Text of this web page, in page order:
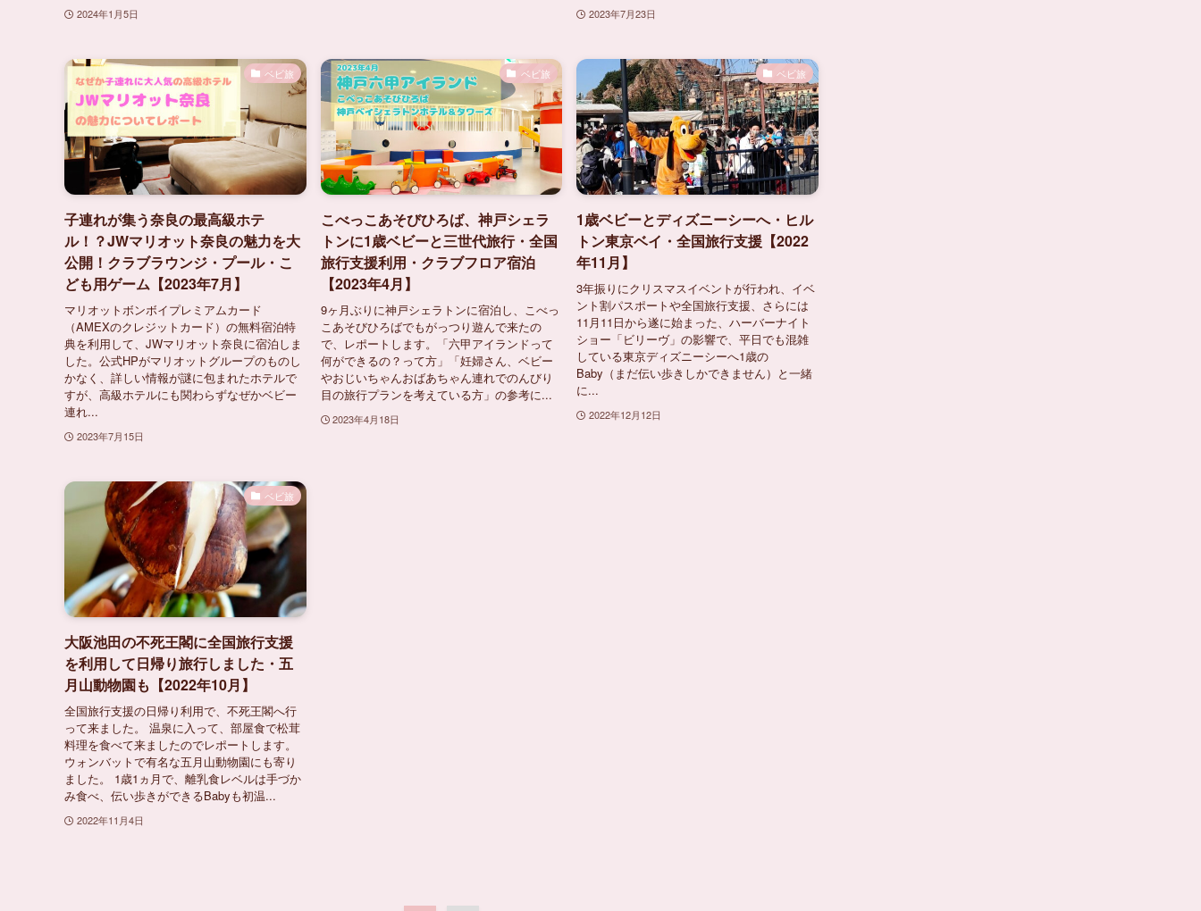
2024年1月5日 2023年7月23日
ベビ旅
子連れが集う奈良の最高級ホテ
ル！？JWマリオット奈良の魅力を大
公開！クラブラウンジ・プール・こ
ども用ゲーム【2023年7月】
マリオットボンボイプレミアムカード
（AMEXのクレジットカード）の無料宿泊特
典を利用して、JWマリオット奈良に宿泊しま
した。公式HPがマリオットグループのものし
かなく、詳しい情報が謎に包まれたホテルで
すが、高級ホテルにも関わらずなぜかベビー
連れ...
2023年7月15日
ベビ旅
こべっこあそびひろば、神戸シェラ
トンに1歳ベビーと三世代旅行・全国
旅行支援利用・クラブフロア宿泊
【2023年4月】
9ヶ月ぶりに神戸シェラトンに宿泊し、こべっ
こあそびひろばでもがっつり遊んで来たの
で、レポートします。「六甲アイランドって
何ができるの？って方」「妊婦さん、ベビー
やおじいちゃんおばあちゃん連れでのんびり
目の旅行プランを考えている方」の参考に...
2023年4月18日
ベビ旅
1歳ベビーとディズニーシーへ・ヒル
トン東京ベイ・全国旅行支援【2022
年11月】
3年振りにクリスマスイベントが行われ、イベ
ント割パスポートや全国旅行支援、さらには
11月11日から遂に始まった、ハーバーナイト
ショー「ビリーヴ」の影響で、平日でも混雑
している東京ディズニーシーへ1歳の
Baby（まだ伝い歩きしかできません）と一緒
に...
2022年12月12日
ベビ旅
大阪池田の不死王閣に全国旅行支援
を利用して日帰り旅行しました・五
月山動物園も【2022年10月】
全国旅行支援の日帰り利用で、不死王閣へ行
って来ました。 温泉に入って、部屋食で松茸
料理を食べて来ましたのでレポートします。
ウォンバットで有名な五月山動物園にも寄り
ました。 1歳1ヵ月で、離乳食レベルは手づか
み食べ、伝い歩きができるBabyも初温...
2022年11月4日